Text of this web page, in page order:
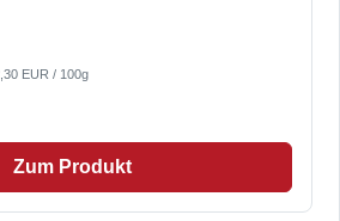
EUR / 100g
Zum Produkt